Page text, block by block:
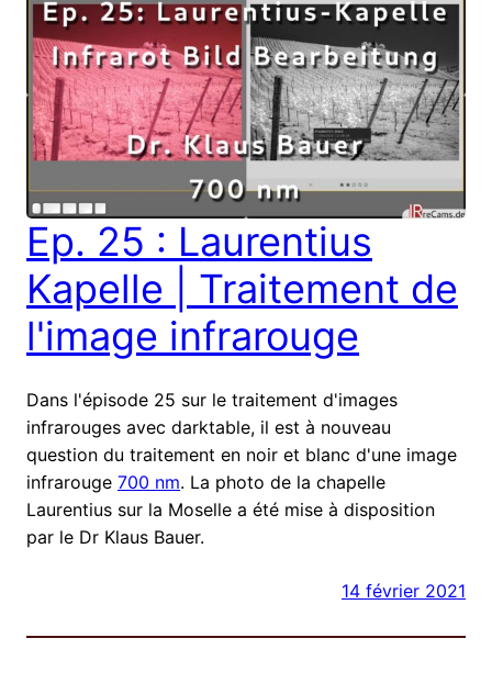
Ep. 25 : Laurentius
Kapelle | Traitement de
l'image infrarouge
Dans l'épisode 25 sur le traitement d'images
infrarouges avec darktable, il est à nouveau
question du traitement en noir et blanc d'une image
infrarouge 700 nm. La photo de la chapelle
Laurentius sur la Moselle a été mise à disposition
par le Dr Klaus Bauer.
14 février 2021